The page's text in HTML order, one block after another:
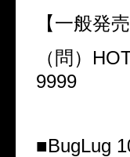
【一般発
（問）
9999
■BugLug